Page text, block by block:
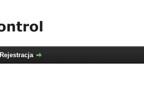
Rejestracja